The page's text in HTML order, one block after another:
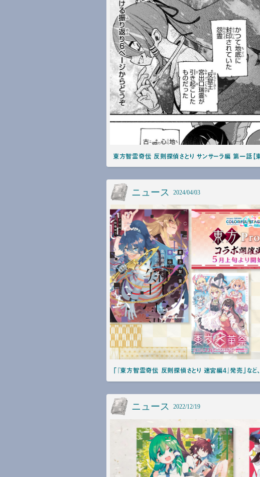
東方智霊奇伝 反則探偵さとり サンサーラ編 第一話【
ニュース 2024/04/03
「『東方智霊奇伝 反則探偵さとり 迷宮編4』発売」など
ニュース 2022/12/19